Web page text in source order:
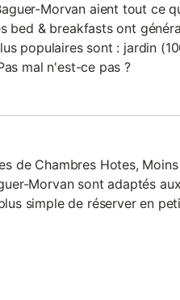
Morvan aient tout ce
bed & breakfasts ont
populaires sont : jardin
mal n'est-ce pas ?
de Chambres Hotes,
Morvan sont adaptés
simple de réserver en